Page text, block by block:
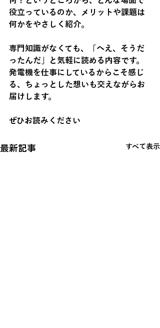
役立っているのか、メリットや課題は
何かをやさしく紹介。
専門知識がなくても、「へえ、そうだ
ったんだ」と気軽に読める内容です。
発電機を仕事にしているからこそ感じ
る、ちょっとした想いも交えながらお
届けします。
ぜひお読みください
最新記事 すべて表示